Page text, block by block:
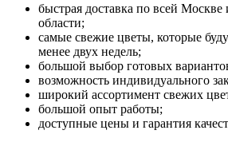
быстрая доставка по всей
области;
самые свежие цветы, которые
менее двух недель;
большой выбор готовых
возможность индивидуального
широкий ассортимент свежих
большой опыт работы;
доступные цены и гарантия